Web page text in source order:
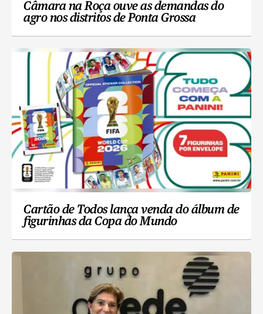
Câmara na Roça ouve as demandas do
agro nos distritos de Ponta Grossa
Cartão de Todos lança venda do álbum de
figurinhas da Copa do Mundo